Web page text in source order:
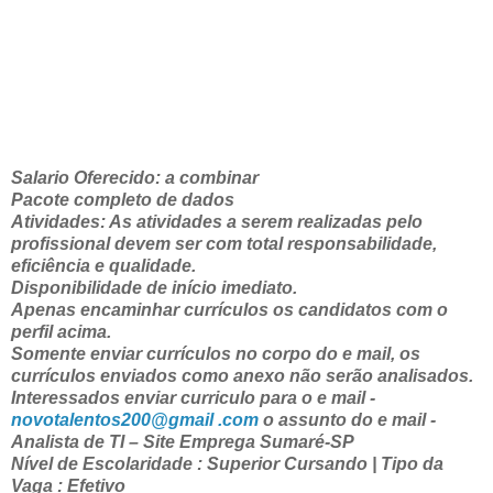
Salario Oferecido: a combinar
Pacote completo de dados
Atividades: As atividades a serem realizadas pelo
profissional devem ser com total responsabilidade,
eficiência e qualidade.
Disponibilidade de início imediato.
Apenas encaminhar currículos os candidatos com o
perfil acima.
Somente enviar currículos no corpo do e mail, os
currículos enviados como anexo não serão analisados.
Interessados enviar curriculo para o e mail -
novotalentos200@gmail .com o assunto do e mail -
Analista de TI – Site Emprega Sumaré-SP
Nível de Escolaridade : Superior Cursando | Tipo da
Vaga : Efetivo